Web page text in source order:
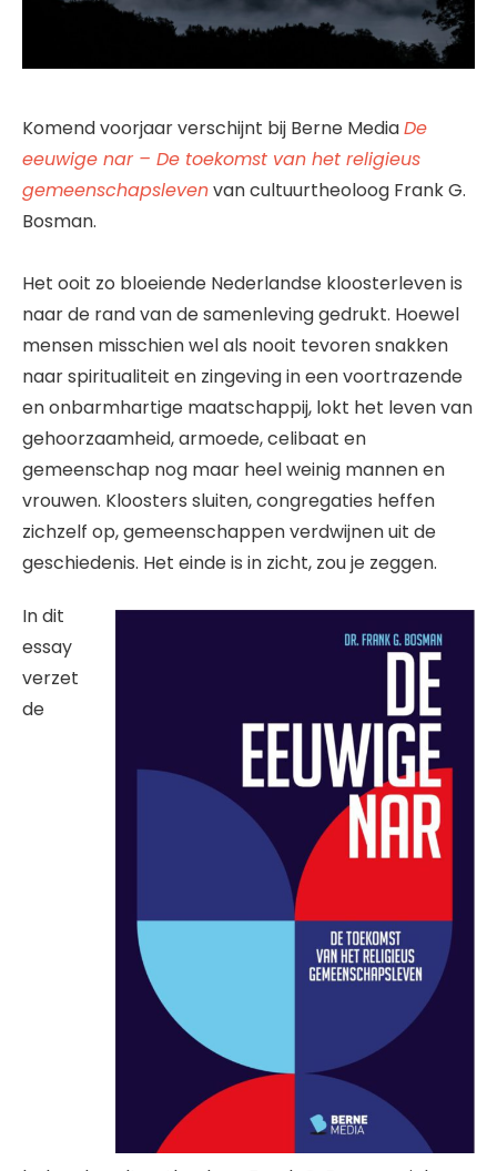
Komend voorjaar verschijnt bij Berne MediaDe
eeuwige nar – De toekomst van het religieus
gemeenschapslevenvan cultuurtheoloog Frank G.
Bosman.
Het ooit zo bloeiende Nederlandse kloosterleven is
naar de rand van de samenleving gedrukt. Hoewel
mensen misschien wel als nooit tevoren snakken
naar spiritualiteit en zingeving in een voortrazende
en onbarmhartige maatschappij, lokt het leven van
gehoorzaamheid, armoede, celibaat en
gemeenschap nog maar heel weinig mannen en
vrouwen. Kloosters sluiten, congregaties heffen
zichzelf op, gemeenschappen verdwijnen uit de
geschiedenis. Het einde is in zicht, zou je zeggen.
In dit
essay
verzet
de